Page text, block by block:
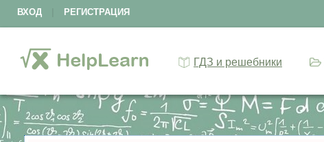
ВХОД РЕГИСТРАЦИЯ
ГДЗ и решебники